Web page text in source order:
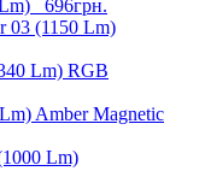
696грн.
03 (1150 Lm)
Lm) RGB
Amber Magnetic
Lm)